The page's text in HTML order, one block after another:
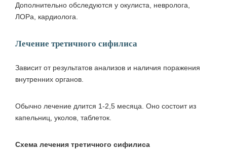
Дополнительно обследуются у окулиста, невролога,
ЛОРа, кардиолога.
Лечение третичного сифилиса
Зависит от результатов анализов и наличия поражения
внутренних органов.
Обычно лечение длится 1-2,5 месяца. Оно состоит из
капельниц, уколов, таблеток.
Схема лечения третичного сифилиса